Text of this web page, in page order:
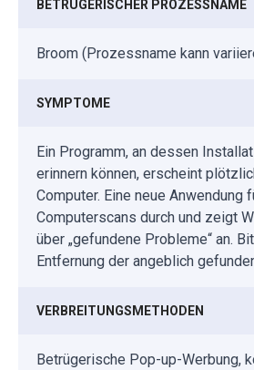
BETRÜGERISCHER PROZESSNAME
Broom (Prozessname kann
SYMPTOME
Ein Programm, an dessen
erinnern können, erscheint
Computer. Eine neue Anwendung
Computerscans durch und zeigt
über „gefundene Probleme“ an.
Entfernung der angeblich
VERBREITUNGSMETHODEN
Betrügerische Pop-up-Werbung,